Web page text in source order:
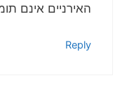
האירניים אינם
Reply